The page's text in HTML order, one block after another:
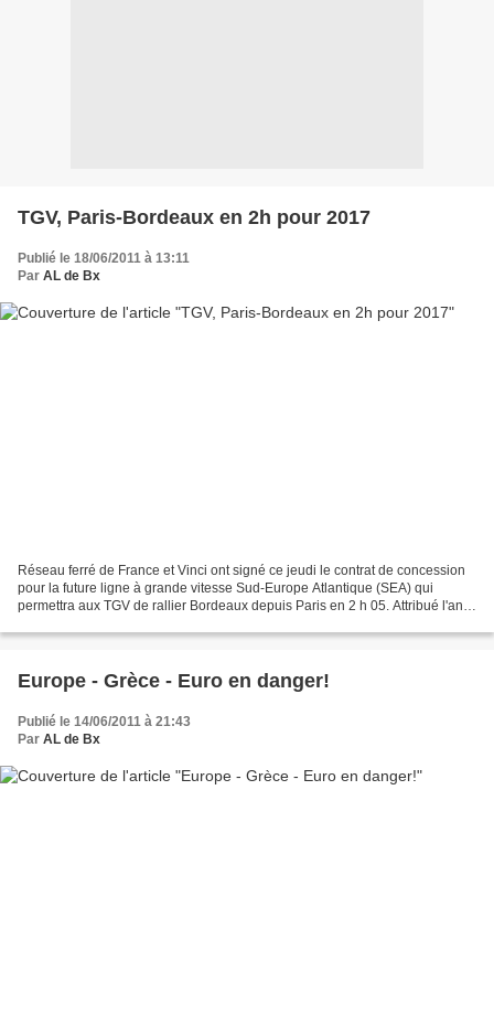
TGV, Paris-Bordeaux en 2h pour 2017
Publié le 18/06/2011 à 13:11
Par AL de Bx
Réseau ferré de France et Vinci ont signé ce jeudi le contrat de concession
pour la future ligne à grande vitesse Sud-Europe Atlantique (SEA) qui
permettra aux TGV de rallier Bordeaux depuis Paris en 2 h 05. Attribué l'an
Europe - Grèce - Euro en danger!
Publié le 14/06/2011 à 21:43
Par AL de Bx